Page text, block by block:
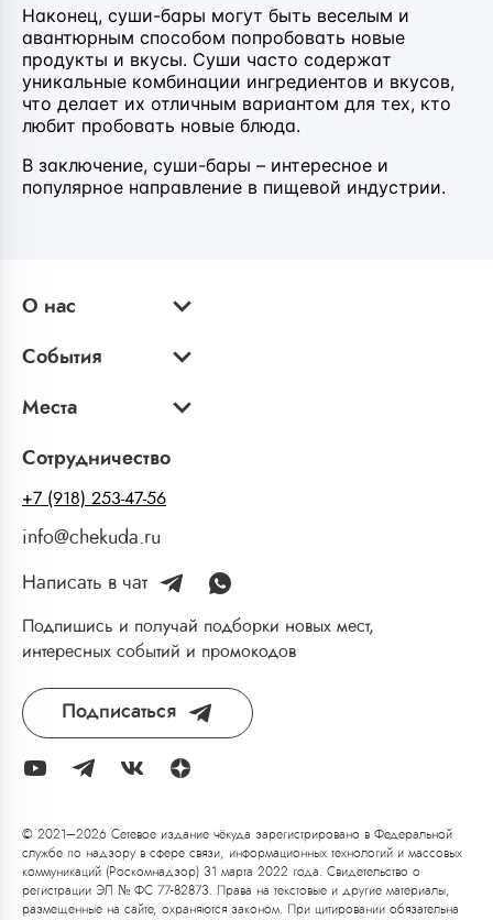
Наконец, суши-бары могут быть веселым и
авантюрным способом попробовать новые
продукты и вкусы. Суши часто содержат
уникальные комбинации ингредиентов и вкусов,
что делает их отличным вариантом для тех, кто
любит пробовать новые блюда.
В заключение, суши-бары – интересное и
популярное направление в пищевой индустрии.
О нас
События
Места
Сотрудничество
+7 (918) 253-47-56
info@chekuda.ru
Написать в чат
Подпишись и получай подборки новых мест,
интересных событий и промокодов
Подписаться
© 2021–2026 Сетевое издание чёкуда зарегистрировано в Федеральной
службе по надзору в сфере связи, информационных технологий и массовых
коммуникаций (Роскомнадзор) 31 марта 2022 года. Свидетельство о
регистрации ЭЛ № ФС 77-82873. Права на текстовые и другие материалы,
размещенные на сайте, охраняются законом. При цитировании обязательна